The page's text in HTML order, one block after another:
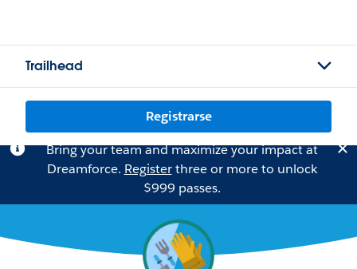
Trailhead
Registrarse
Bring your team and maximize your impact at
Dreamforce. Registerthree or more to unlock
$999 passes.